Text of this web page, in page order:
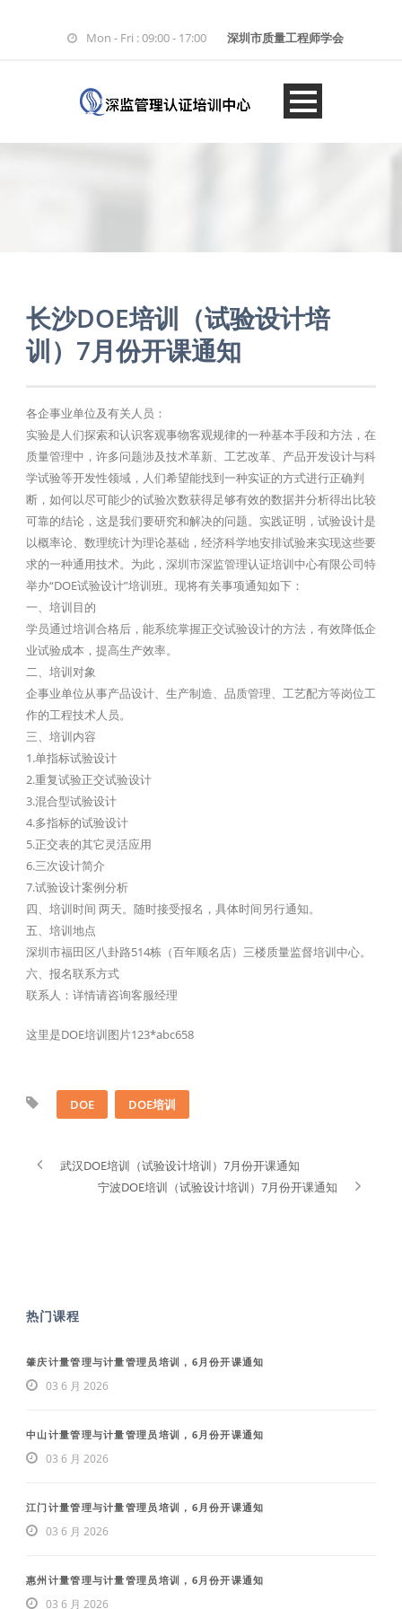
Mon - Fri : 09:00 - 17:00 深圳市质量工程师学会
长沙DOE培训（试验设计培
训）7月份开课通知
各企事业单位及有关人员：
实验是人们探索和认识客观事物客观规律的一种基本手段和方法，在
质量管理中，许多问题涉及技术革新、工艺改革、产品开发设计与科
学试验等开发性领域，人们希望能找到一种实证的方式进行正确判
断，如何以尽可能少的试验次数获得足够有效的数据并分析得出比较
可靠的结论，这是我们要研究和解决的问题。实践证明，试验设计是
以概率论、数理统计为理论基础，经济科学地安排试验来实现这些要
求的一种通用技术。为此，深圳市深监管理认证培训中心有限公司特
举办“DOE试验设计”培训班。现将有关事项通知如下：
一、培训目的
学员通过培训合格后，能系统掌握正交试验设计的方法，有效降低企
业试验成本，提高生产效率。
二、培训对象
企事业单位从事产品设计、生产制造、品质管理、工艺配方等岗位工
作的工程技术人员。
三、培训内容
1.单指标试验设计
2.重复试验正交试验设计
3.混合型试验设计
4.多指标的试验设计
5.正交表的其它灵活应用
6.三次设计简介
7.试验设计案例分析
四、培训时间 两天。随时接受报名，具体时间另行通知。
五、培训地点
深圳市福田区八卦路514栋（百年顺名店）三楼质量监督培训中心。
六、报名联系方式
联系人：详情请咨询客服经理
这里是DOE培训图片123*abc658
DOE DOE培训
武汉DOE培训（试验设计培训）7月份开课通知
宁波DOE培训（试验设计培训）7月份开课通知
热门课程
肇庆计量管理与计量管理员培训，6月份开课通知
03 6 月 2026
中山计量管理与计量管理员培训，6月份开课通知
03 6 月 2026
江门计量管理与计量管理员培训，6月份开课通知
03 6 月 2026
惠州计量管理与计量管理员培训，6月份开课通知
03 6 月 2026